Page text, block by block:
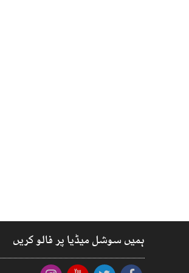
ہمیں سوشل میڈیا پر فالو کریں